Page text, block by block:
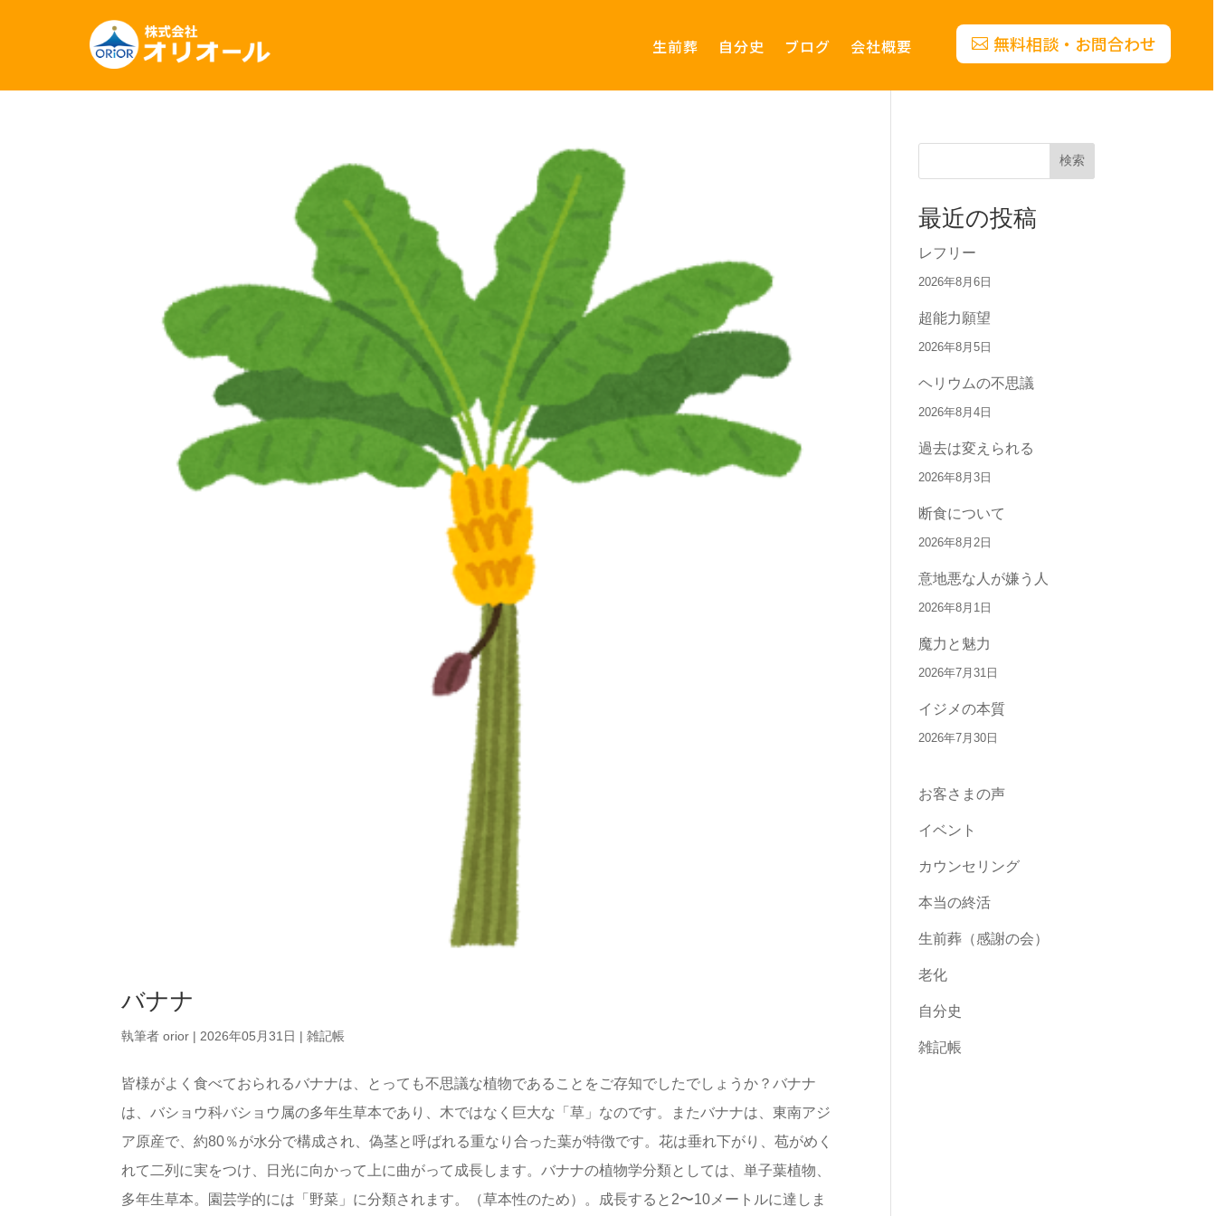
生前葬 自分史 ブログ 会社概要 無料相談・お問合わせ
バナナ
執筆者orior | 2026年05月31日 |雑記帳
皆様がよく食べておられるバナナは、とっても不思議な植物であることをご存知でしたでしょうか？バナナ
は、バショウ科バショウ属の多年生草本であり、木ではなく巨大な「草」なのです。またバナナは、東南アジ
ア原産で、約80％が水分で構成され、偽茎と呼ばれる重なり合った葉が特徴です。花は垂れ下がり、苞がめく
れて二列に実をつけ、日光に向かって上に曲がって成長します。バナナの植物学分類としては、単子葉植物、
多年生草本。園芸学的には「野菜」に分類されます。（草本性のため）。成長すると2〜10メートルに達しま
検索
最近の投稿
レフリー
2026年8月6日
超能力願望
2026年8月5日
ヘリウムの不思議
2026年8月4日
過去は変えられる
2026年8月3日
断食について
2026年8月2日
意地悪な人が嫌う人
2026年8月1日
魔力と魅力
2026年7月31日
イジメの本質
2026年7月30日
お客さまの声
イベント
カウンセリング
本当の終活
生前葬（感謝の会）
老化
自分史
雑記帳